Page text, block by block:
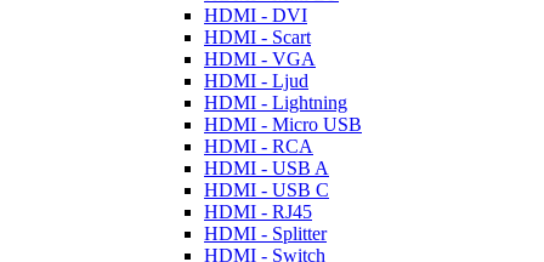
HDMI - DVI
HDMI - Scart
HDMI - VGA
HDMI - Ljud
HDMI - Lightning
HDMI - Micro USB
HDMI - RCA
HDMI - USB A
HDMI - USB C
HDMI - RJ45
HDMI - Splitter
HDMI - Switch